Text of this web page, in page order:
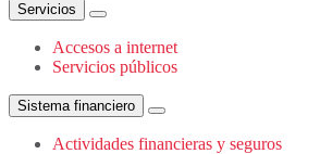
Servicios
Accesos a internet
Servicios públicos
Sistema financiero
Actividades financieras y seguros